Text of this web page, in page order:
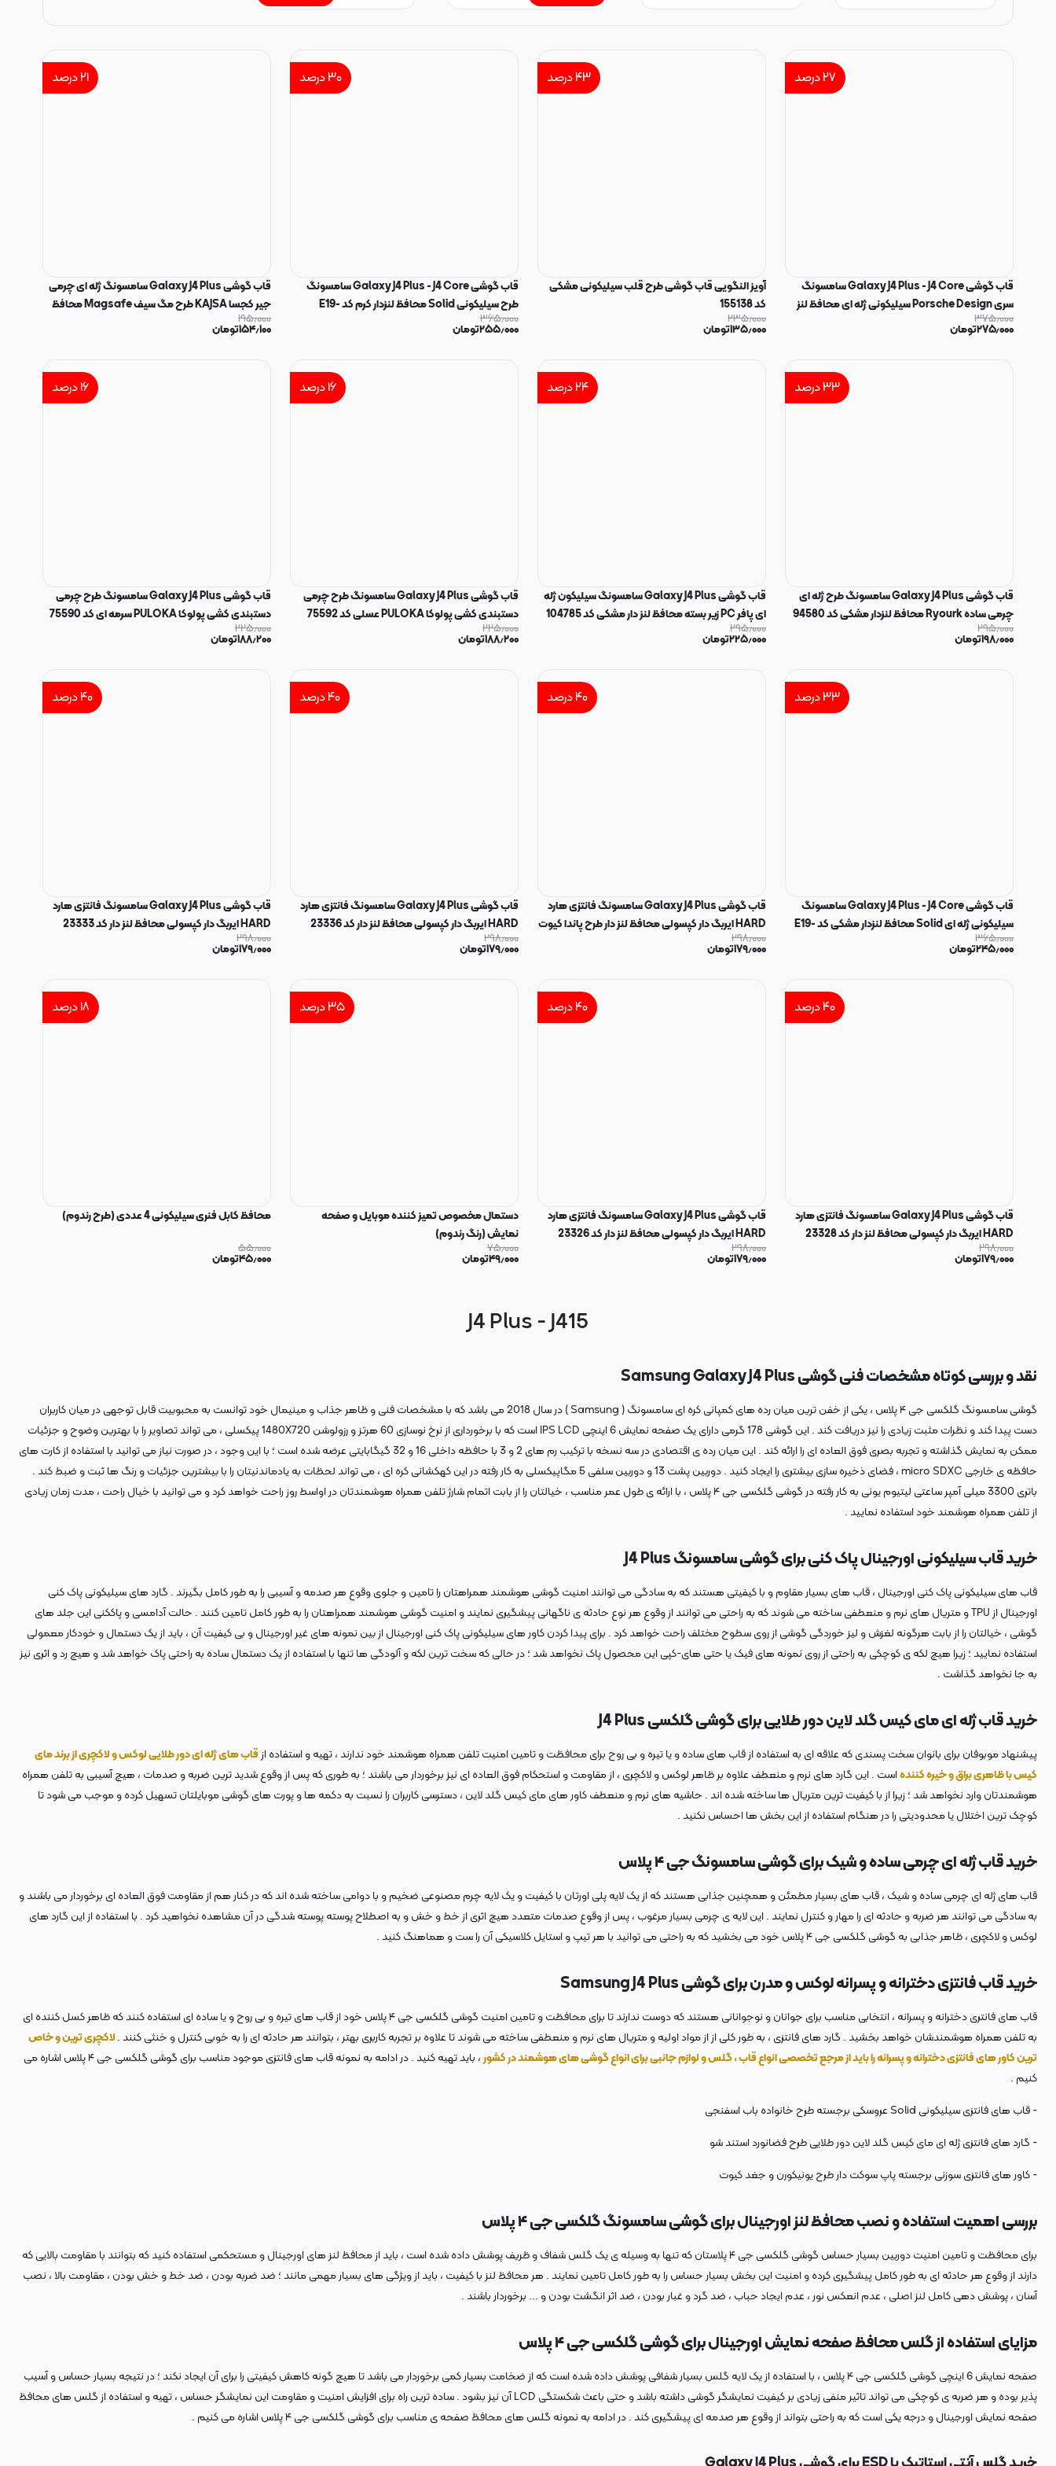
۲۷درصد
قاب گوشی Galaxy J4 Plus - J4 Core سامسونگ
سری Porsche Design سیلیکونی ژله ای محافظ لنز
دار مشکی کد 181072
۳۷۵٫۰۰۰
۲۷۵٫۰۰۰تومان
۴۳درصد
آویز النگویی قاب گوشی طرح قلب سیلیکونی مشکی
کد 155138
۲۳۵٫۰۰۰
۱۳۵٫۰۰۰تومان
۳۰درصد
قاب گوشی Galaxy J4 Plus - J4 Core سامسونگ
طرح سیلیکونی Solid محافظ لنزدار کرم کد E19-
129373
۳۶۵٫۰۰۰
۲۵۵٫۰۰۰تومان
۲۱درصد
قاب گوشی Galaxy J4 Plus سامسونگ ژله ای چرمی
جیر کجسا KAJSA طرح مگ سیف Magsafe محافظ
لنزدار قهوه ای روشن کد 94584
۱۹۵٫۰۰۰
۱۵۴٫۱۰۰تومان
۳۳درصد
قاب گوشی Galaxy J4 Plus سامسونگ طرح ژله ای
چرمی ساده Ryourk محافظ لنزدار مشکی کد 94580
۲۹۵٫۰۰۰
۱۹۸٫۰۰۰تومان
۲۴درصد
قاب گوشی Galaxy J4 Plus سامسونگ سیلیکون ژله
ای پافر PC زیر بسته محافظ لنز دار مشکی کد 104785
۲۹۵٫۰۰۰
۲۲۵٫۰۰۰تومان
۱۶درصد
قاب گوشی Galaxy J4 Plus سامسونگ طرح چرمی
دستبندی کشی پولوکا PULOKA عسلی کد 75592
۲۲۵٫۰۰۰
۱۸۸٫۲۰۰تومان
۱۶درصد
قاب گوشی Galaxy J4 Plus سامسونگ طرح چرمی
دستبندی کشی پولوکا PULOKA سرمه ای کد 75590
۲۲۵٫۰۰۰
۱۸۸٫۲۰۰تومان
۳۳درصد
قاب گوشی Galaxy J4 Plus - J4 Core سامسونگ
سیلیکونی ژله ای Solid محافظ لنزدار مشکی کد E19-
49801
۳۶۵٫۰۰۰
۲۴۵٫۰۰۰تومان
۴۰درصد
قاب گوشی Galaxy J4 Plus سامسونگ فانتزی هارد
HARD ایربگ دار کپسولی محافظ لنز دار طرح پاندا کیوت
کد 47360
۲۹۸٫۰۰۰
۱۷۹٫۰۰۰تومان
۴۰درصد
قاب گوشی Galaxy J4 Plus سامسونگ فانتزی هارد
HARD ایربگ دار کپسولی محافظ لنز دار کد 23336
۲۹۸٫۰۰۰
۱۷۹٫۰۰۰تومان
۴۰درصد
قاب گوشی Galaxy J4 Plus سامسونگ فانتزی هارد
HARD ایربگ دار کپسولی محافظ لنز دار کد 23333
۲۹۸٫۰۰۰
۱۷۹٫۰۰۰تومان
۴۰درصد
قاب گوشی Galaxy J4 Plus سامسونگ فانتزی هارد
HARD ایربگ دار کپسولی محافظ لنز دار کد 23328
۲۹۸٫۰۰۰
۱۷۹٫۰۰۰تومان
۴۰درصد
قاب گوشی Galaxy J4 Plus سامسونگ فانتزی هارد
HARD ایربگ دار کپسولی محافظ لنز دار کد 23326
۲۹۸٫۰۰۰
۱۷۹٫۰۰۰تومان
۳۵درصد
دستمال مخصوص تمیز کننده موبایل و صفحه
نمایش (رنگ رندوم)
۷۵٫۰۰۰
۴۹٫۰۰۰تومان
۱۸درصد
محافظ کابل فنری سیلیکونی 4 عددی (طرح رندوم)
۵۵٫۰۰۰
۴۵٫۰۰۰تومان
J4 Plus - J415
نقد و بررسی کوتاه مشخصات فنی گوشی Samsung Galaxy J4 Plus
گوشی سامسونگ گلکسی جی ۴ پلاس ، یکی از خفن ترین میان رده های کمپانی کره ای سامسونگ ( Samsung ) در سال 2018 می باشد که با مشخصات فنی و ظاهر جذاب و مینیمال خود توانست به محبوبیت قابل توجهی در میان کاربران
دست پیدا کند و نظرات مثبت زیادی را نیز دریافت کند . این گوشی 178 گرمی دارای یک صفحه نمایش 6 اینچی IPS LCD است که با برخورداری از نرخ نوسازی 60 هرتز و رزولوشن 1480X720 پیکسلی ، می تواند تصاویر را با بهترین وضوح و جزئیات
ممکن به نمایش گذاشته و تجربه بصری فوق العاده ای را ارائه کند . این میان رده ی اقتصادی در سه نسخه با ترکیب رم های 2 و 3 با حافظه داخلی 16 و 32 گیگابایتی عرضه شده است ؛ با این وجود ، در صورت نیاز می توانید با استفاده از کارت های
حافظه ی خارجی micro SDXC ، فضای ذخیره سازی بیشتری را ایجاد کنید . دوربین پشت 13 و دوربین سلفی 5 مگاپیکسلی به کار رفته در این کهکشانی کره ای ، می تواند لحظات به یادماندنیتان را با بیشترین جزئیات و رنگ ها ثبت و ضبط کند .
باتری 3300 میلی آمپر ساعتی لیتیوم یونی به کار رفته در گوشی گلکسی جی ۴ پلاس ، با ارائه ی طول عمر مناسب ، خیالتان را از بابت اتمام شارژ تلفن همراه هوشمندتان در اواسط روز راحت خواهد کرد و می توانید با خیال راحت ، مدت زمان زیادی
از تلفن همراه هوشمند خود استفاده نمایید .
خرید قاب سیلیکونی اورجینال پاک کنی برای گوشی سامسونگ J4 Plus
قاب های سیلیکونی پاک کنی اورجینال ، قاب های بسیار مقاوم و با کیفیتی هستند که به سادگی می توانند امنیت گوشی هوشمند همراهتان را تامین و جلوی وقوع هر صدمه و آسیبی را به طور کامل بگیرند . گارد های سیلیکونی پاک کنی
اورجینال از TPU و متریال های نرم و منعطفی ساخته می شوند که به راحتی می توانند از وقوع هر نوع حادثه ی ناگهانی پیشگیری نمایند و امنیت گوشی هوشمند همراهتان را به طور کامل تامین کنند . حالت آدامسی و پاککنی این جلد های
گوشی ، خیالتان را از بابت هرگونه لغزش و لیز خوردگی گوشی از روی سطوح مختلف راحت خواهد کرد . برای پیدا کردن کاور های سیلیکونی پاک کنی اورجینال از بین نمونه های غیر اورجینال و بی کیفیت آن ، باید از یک دستمال و خودکار معمولی
استفاده نمایید ؛ زیرا هیچ لکه ی کوچکی به راحتی از روی نمونه های فیک یا حتی های-کپی این محصول پاک نخواهد شد ؛ در حالی که سخت ترین لکه و آلودگی ها تنها با استفاده از یک دستمال ساده به راحتی پاک خواهد شد و هیچ رد و اثری نیز
به جا نخواهد گذاشت .
خرید قاب ژله ای مای کیس گلد لاین دور طلایی برای گوشی گلکسی J4 Plus
پیشنهاد موبوفان برای بانوان سخت پسندی که علاقه ای به استفاده از قاب های ساده و یا تیره و بی روح برای محافظت و تامین امنیت تلفن همراه هوشمند خود ندارند ، تهیه و استفاده ازقاب های ژله ای دور طلایی لوکس و لاکچری از برند مای
کیس با ظاهری براق و خیره کنندهاست . این گارد های نرم و منعطف علاوه بر ظاهر لوکس و لاکچری ، از مقاومت و استحکام فوق العاده ای نیز برخوردار می باشند ؛ به طوری که پس از وقوع شدید ترین ضربه و صدمات ، هیچ آسیبی به تلفن همراه
هوشمندتان وارد نخواهد شد ؛ زیرا از با کیفیت ترین متریال ها ساخته شده اند . حاشیه های نرم و منعطف کاور های مای کیس گلد لاین ، دسترسی کاربران را نسبت به دکمه ها و پورت های گوشی موبایلتان تسهیل کرده و موجب می شود تا
کوچک ترین اختلال یا محدودیتی را در هنگام استفاده از این بخش ها احساس نکنید .
خرید قاب ژله ای چرمی ساده و شیک برای گوشی سامسونگ جی ۴ پلاس
قاب های ژله ای چرمی ساده و شیک ، قاب های بسیار مطمئن و همچنین جذابی هستند که از یک لایه پلی اورتان با کیفیت و یک لایه چرم مصنوعی ضخیم و با دوامی ساخته شده اند که در کنار هم از مقاومت فوق العاده ای برخوردار می باشند و
به سادگی می توانند هر ضربه و حادثه ای را مهار و کنترل نمایند . این لایه ی چرمی بسیار مرغوب ، پس از وقوع صدمات متعدد هیچ اثری از خط و خش و به اصطلاح پوسته پوسته شدگی در آن مشاهده نخواهید کرد . با استفاده از این گارد های
لوکس و لاکچری ، ظاهر جذابی به گوشی گلکسی جی ۴ پلاس خود می بخشید که به راحتی می توانید با هر تیپ و استایل کلاسیکی آن را ست و هماهنگ کنید .
خرید قاب فانتزی دخترانه و پسرانه لوکس و مدرن برای گوشی Samsung J4 Plus
قاب های فانتری دخترانه و پسرانه ، انتخابی مناسب برای جوانان و نوجوانانی هستند که دوست ندارند تا برای محافظت و تامین امنیت گوشی گلکسی جی ۴ پلاس خود از قاب های تیره و بی روح و یا ساده ای استفاده کنند که ظاهر کسل کننده ای
به تلفن همراه هوشمندشان خواهد بخشید . گارد های فانتزی ، به طور کلی از از مواد اولیه و متریال های نرم و منعطفی ساخته می شوند تا علاوه بر تجربه کاربری بهتر ، بتوانند هر حادثه ای را به خوبی کنترل و خنثی کنند .لاکچری ترین و خاص
ترین کاور های فانتزی دخترانه و پسرانه را باید از مرجع تخصصی انواع قاب ، گلس و لوازم جانبی برای انواع گوشی های هوشمند در کشور
، باید تهیه کنید . در ادامه به نمونه قاب های فانتزی موجود مناسب برای گوشی گلکسی جی ۴ پلاس اشاره می
کنیم .
- قاب های فانتزیسیلیکونی Solid عروسکی برجسته طرح خانواده باب اسفنجی
- گارد های فانتزیژله ای مای کیس گلد لاین دور طلایی طرح فضانورد استند شو
- کاور های فانتزیسوزنی برجسته پاپ سوکت دار طرح یونیکورن و جغد کیوت
بررسی اهمیت استفاده و نصب محافظ لنز اورجینال برای گوشی سامسونگ گلکسی جی ۴ پلاس
برای محافظت و تامین امنیت دوربین بسیار حساس گوشی گلکسی جی ۴ پلاستان که تنها به وسیله ی یک گلس شفاف و ظریف پوشش داده شده است ، باید از محافظ لنز های اورجینال و مستحکمی استفاده کنید که بتوانند با مقاومت بالایی که
دارند از وقوع هر حادثه ای به طور کامل پیشگیری کرده و امنیت این بخش بسیار حساس را به طور کامل تامین نمایند . هر محافظ لنز با کیفیت ، باید از ویژگی های بسیار مهمی مانند ؛ ضد ضربه بودن ، ضد خط و خش بودن ، مقاومت بالا ، نصب
آسان ، پوشش دهی کامل لنز اصلی ، عدم انعکس نور ، عدم ایجاد حباب ، ضد گرد و غبار بودن ، ضد اثر انگشت بودن و ... برخوردار باشند .
مزایای استفاده از گلس محافظ صفحه نمایش اورجینال برای گوشی گلکسی جی ۴ پلاس
صفحه نمایش 6 اینچی گوشی گلکسی جی ۴ پلاس ، با استفاده از یک لایه گلس بسیار شفافی پوشش داده شده است که از ضخامت بسیار کمی برخوردار می باشد تا هیچ گونه کاهش کیفیتی را برای آن ایجاد نکند ؛ در نتیجه بسیار حساس و آسیب
پذیر بوده و هر ضربه ی کوچکی می تواند تاثیر منفی زیادی بر کیفیت نمایشگر گوشی داشته باشد و حتی باعث شکستگی LCD آن نیز بشود . ساده ترین راه برای افزایش امنیت و مقاومت این نمایشگر حساس ، تهیه و استفاده از گلس های محافظ
صفحه نمایش اورجینال و درجه یکی است که به راحتی بتواند از وقوع هر صدمه ای پیشگیری کند . در ادامه به نمونه گلس های محافظ صفحه ی مناسب برای گوشی گلکسی جی ۴ پلاس اشاره می کنیم .